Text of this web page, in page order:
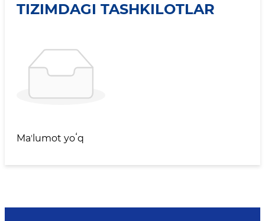
TIZIMDAGI TASHKILOTLAR
Maʼlumot yoʻq